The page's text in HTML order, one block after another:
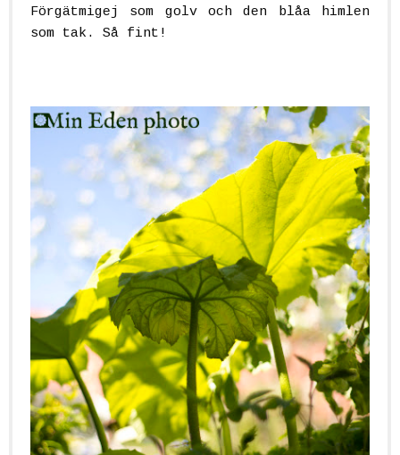
Förgätmigej som golv och den blåa himlen
som tak. Så fint!